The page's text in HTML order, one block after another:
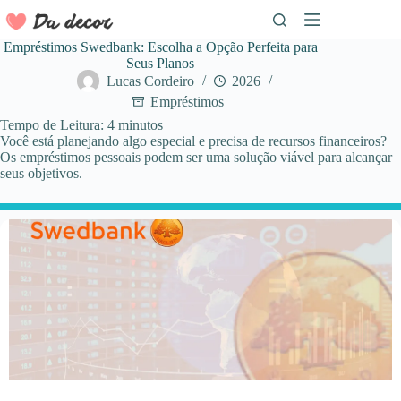
para
o
conteúdo
Empréstimos Swedbank: Escolha a Opção Perfeita para
Seus Planos
Lucas Cordeiro
2026
Empréstimos
Tempo de Leitura: 4 minutos
Você está planejando algo especial e precisa de recursos financeiros?
Os empréstimos pessoais podem ser uma solução viável para alcançar
seus objetivos.